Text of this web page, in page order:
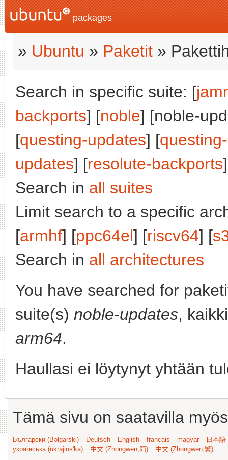
packages
» Ubuntu » Paketit »
Search in specific suite: [
backports] [noble] [noble-
[questing-updates] [
updates] [resolute-backports
Search in all suites
Limit search to a specific
[armhf] [ppc64el] [riscv64] [
Search in all architectures
You have searched for
suite(s) noble-updates,
arm64.
Haullasi ei löytynyt yhtään
Tämä sivu on saatavilla
Български (Bəlgarski) Deutsch English français magyar
日本
українська (ukrajins'ka)
中文 (Zhongwen,简) 中文 (Zhongwen,繁)